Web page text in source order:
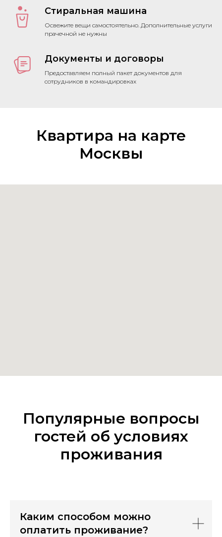
Стиральная машина
Освежите вещи самостоятельно. Дополнительные услуги
прачечной не нужны
Документы и договоры
Предоставляем полный пакет документов для
сотрудников в командировках
Квартира на карте
Москвы
Популярные вопросы
гостей об условиях
проживания
Каким способом можно
оплатить проживание?